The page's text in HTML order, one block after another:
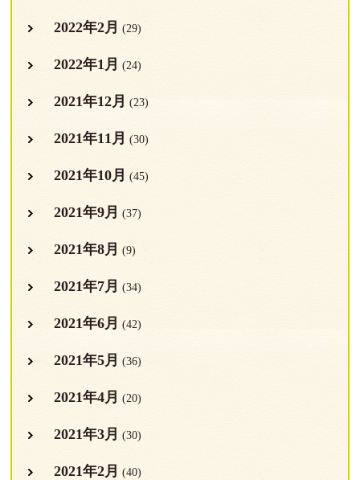
2022年2月 (29)
2022年1月 (24)
2021年12月 (23)
2021年11月 (30)
2021年10月 (45)
2021年9月 (37)
2021年8月 (9)
2021年7月 (34)
2021年6月 (42)
2021年5月 (36)
2021年4月 (20)
2021年3月 (30)
2021年2月 (40)